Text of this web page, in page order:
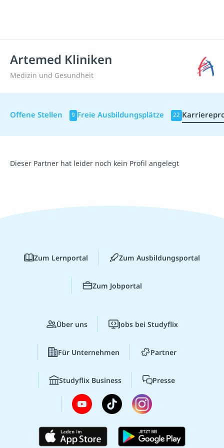
Artemed Kliniken
Medizin und Gesundheit
Offene Stellen 9 Freie Ausbildungsplätze 22
Dieser Partner hat leider noch kein Profil angelegt
Zum Lernportal Zum Ausbildungsportal
Zum Jobportal
Über uns Jobs bei Studyflix
Für Unternehmen Partner
Studyflix Business Presse